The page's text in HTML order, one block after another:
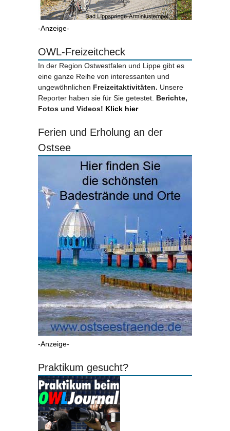
-Anzeige-
OWL-Freizeitcheck
In der Region Ostwestfalen und Lippe gibt es
eine ganze Reihe von interessanten und
ungewöhnlichen Freizeitaktivitäten. Unsere
Reporter haben sie für Sie getestet. Berichte,
Fotos und Videos! Klick hier
Ferien und Erholung an der
Ostsee
-Anzeige-
Praktikum gesucht?